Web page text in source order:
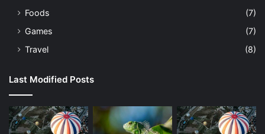
Foods
(7)
Games
(7)
Travel
(8)
Last Modified Posts